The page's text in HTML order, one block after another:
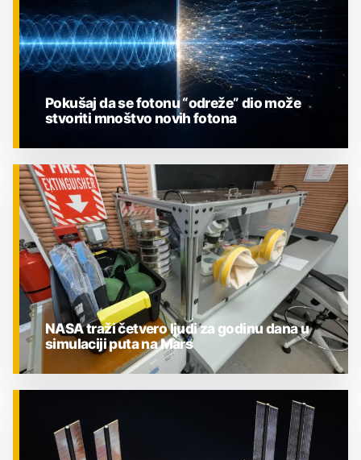
ZNANOST
Pokušaj da se fotonu “odreže” dio može
stvoriti mnoštvo novih fotona
NASA traži četvero ljudi za godinu dana u
simulaciji puta na Mars